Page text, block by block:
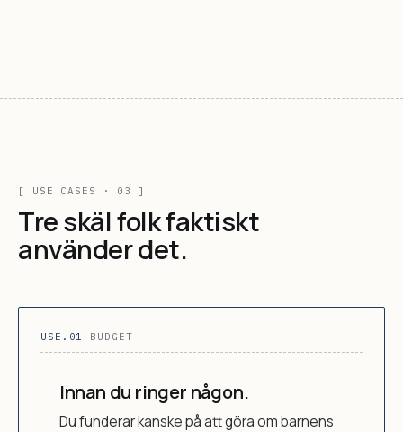
[ USE CASES · 03 ]
Tre skäl folk faktiskt
använder det.
USE.01 BUDGET
Innan du ringer någon.
Du funderar kanske på att göra om barnens